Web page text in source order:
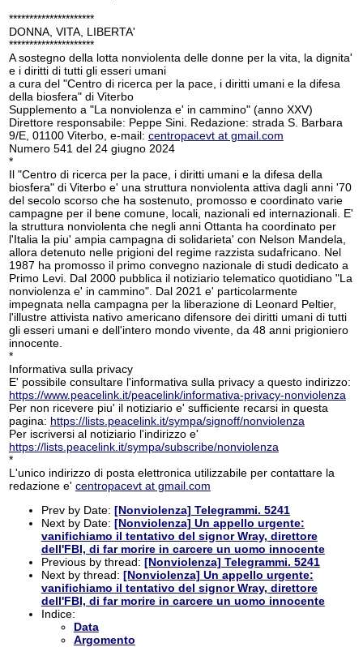
*********************
DONNA, VITA, LIBERTA'
*********************
A sostegno della lotta nonviolenta delle donne per la vita, la dignita'
e i diritti di tutti gli esseri umani
a cura del "Centro di ricerca per la pace, i diritti umani e la difesa
della biosfera" di Viterbo
Supplemento a "La nonviolenza e' in cammino" (anno XXV)
Direttore responsabile: Peppe Sini. Redazione: strada S. Barbara
9/E, 01100 Viterbo, e-mail: centropacevt at gmail.com
Numero 541 del 24 giugno 2024
*
Il "Centro di ricerca per la pace, i diritti umani e la difesa della
biosfera" di Viterbo e' una struttura nonviolenta attiva dagli anni '70
del secolo scorso che ha sostenuto, promosso e coordinato varie
campagne per il bene comune, locali, nazionali ed internazionali. E'
la struttura nonviolenta che negli anni Ottanta ha coordinato per
l'Italia la piu' ampia campagna di solidarieta' con Nelson Mandela,
allora detenuto nelle prigioni del regime razzista sudafricano. Nel
1987 ha promosso il primo convegno nazionale di studi dedicato a
Primo Levi. Dal 2000 pubblica il notiziario telematico quotidiano "La
nonviolenza e' in cammino". Dal 2021 e' particolarmente
impegnata nella campagna per la liberazione di Leonard Peltier,
l'illustre attivista nativo americano difensore dei diritti umani di tutti
gli esseri umani e dell'intero mondo vivente, da 48 anni prigioniero
innocente.
*
Informativa sulla privacy
E' possibile consultare l'informativa sulla privacy a questo indirizzo:
https://www.peacelink.it/peacelink/informativa-privacy-nonviolenza
Per non ricevere piu' il notiziario e' sufficiente recarsi in questa
pagina: https://lists.peacelink.it/sympa/signoff/nonviolenza
Per iscriversi al notiziario l'indirizzo e'
https://lists.peacelink.it/sympa/subscribe/nonviolenza
*
L'unico indirizzo di posta elettronica utilizzabile per contattare la
redazione e' centropacevt at gmail.com
Prev by Date: [Nonviolenza] Telegrammi. 5241
Next by Date: [Nonviolenza] Un appello urgente:
vanifichiamo il tentativo del signor Wray, direttore
dell'FBI, di far morire in carcere un uomo innocente
Previous by thread: [Nonviolenza] Telegrammi. 5241
Next by thread: [Nonviolenza] Un appello urgente:
vanifichiamo il tentativo del signor Wray, direttore
dell'FBI, di far morire in carcere un uomo innocente
Indice:
Data
Argomento